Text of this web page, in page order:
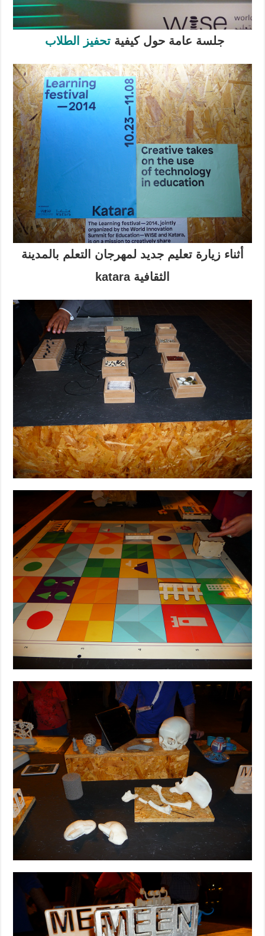
جلسة عامة حول كيفيةتحفيز الطلاب
أثناء زيارة تعليم جديد لمهرجان التعلم بالمدينة
الثقافية katara